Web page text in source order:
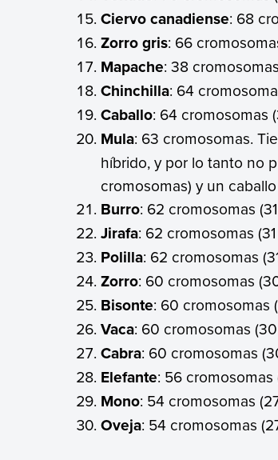
Ciervo canadiense: 68
Zorro gris: 66
Mapache: 38
Chinchilla: 64
Caballo: 64 cromosomas
Mula: 63 cromosomas.
híbrido, y por lo tanto no
cromosomas) y un
Burro: 62 cromosomas
Jirafa: 62 cromosomas
Polilla: 62 cromosomas
Zorro: 60 cromosomas
Bisonte: 60 cromosomas
Vaca: 60 cromosomas
Cabra: 60 cromosomas
Elefante: 56 cromosomas
Mono: 54 cromosomas
Oveja: 54 cromosomas